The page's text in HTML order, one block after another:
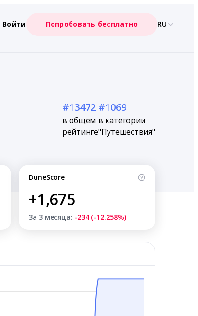
Войти Попробовать бесплатно RU
#13472
в общем
рейтинге
#1069
в категории
"Путешествия"
DuneScore
+1,675
За 3 месяца: -234 (-12.258%)